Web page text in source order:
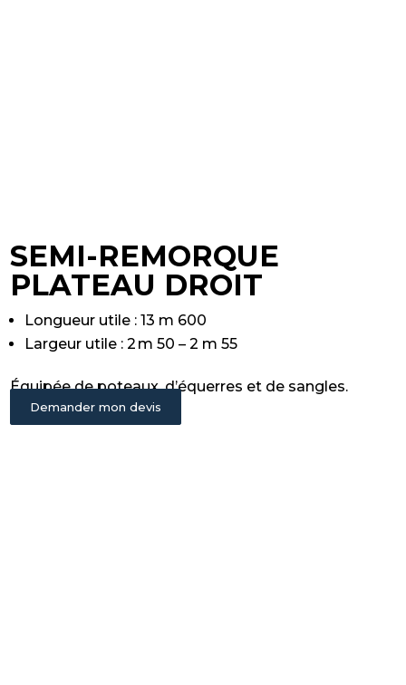
SEMI-REMORQUE
PLATEAU DROIT
Longueur utile : 13 m 600
Largeur utile : 2 m 50 – 2 m 55
Équipée de poteaux, d’équerres et de sangles.
Demander mon devis